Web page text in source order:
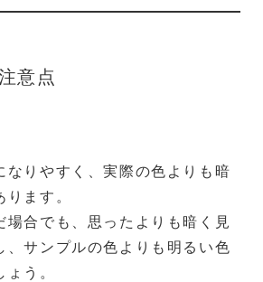
意点
なりやすく、実際の色よりも暗
ます。
場合でも、思ったよりも暗く見
、サンプルの色よりも明るい色
う。